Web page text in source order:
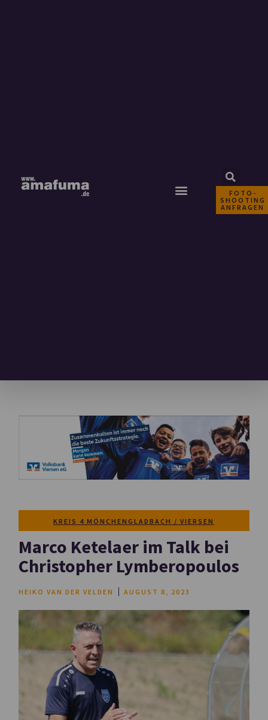
FOTO-
SHOOTING
ANFRAGEN
KREIS 4 MÖNCHENGLADBACH / VIERSEN
Marco Ketelaer im Talk bei
Christopher Lymberopoulos
HEIKO VAN DER VELDEN AUGUST 8, 2023